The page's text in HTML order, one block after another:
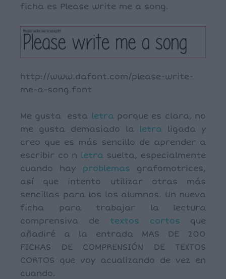
ficha es Please write me a song.
http://www.dafont.com/please-write-
me-a-song.font
Me gusta esta letraporque es clara, no
me gusta demasiado la letra ligada y
creo que es más sencillo de aprender a
escribir co n letrasuelta, especialmente
cuando hay problemas grafomotrices,
así que intento utilizar otras más
sencillas para los los alumnos. Un nueva
ficha para trabajar la lectura
comprensiva de textos cortos que
añadiré a la entrada MAS DE 200
FICHAS DE COMPRENSIÓN DE TEXTOS
CORTOS que voy acualizando de vez en
cuando.